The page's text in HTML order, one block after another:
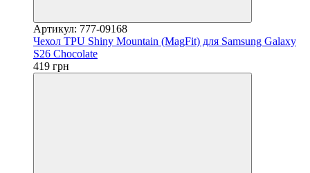
Артикул: 777-09168
Чехол TPU Shiny Mountain (MagFit) для Samsung Galaxy
S26 Chocolate
419 грн